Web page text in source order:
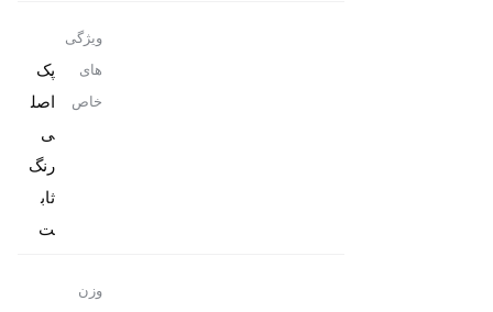
ویژگی
های
خاص
پک
اصل
رنگ
ثاب
ت
وزن